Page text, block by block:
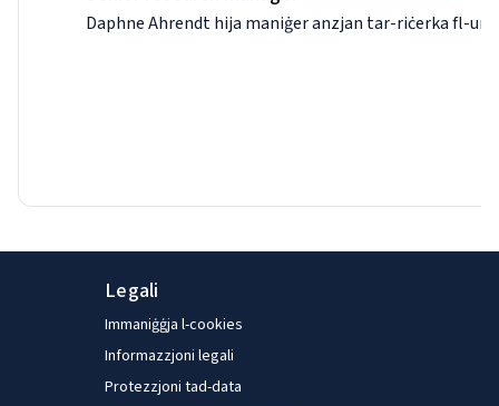
Daphne Ahrendt hija maniġer anzjan tar-riċerka fl-
Legali
Immaniġġja l-cookies
Informazzjoni legali
Protezzjoni tad-data